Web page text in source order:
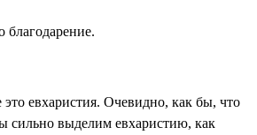
евхаристия. Очевидно, как бы, что
сильно выделим евхаристию, как